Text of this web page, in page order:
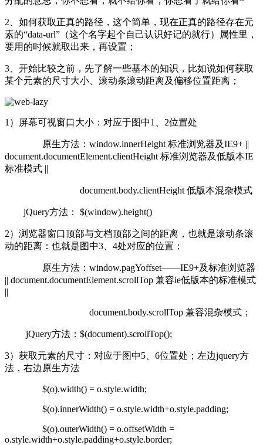
2、如何获取正真的路径，这个简单，现在正真的路径存在元
素的“data-url”（这个名字起个自己认识好记的就行）属性里，
要用的时候就取出来，再设置；
3、开始比较之前，先了解一些基本的知识，比如说如何获取
某个元素的尺寸大小、滚动条滚动距离及偏移位置距离；
1）屏幕可视窗口大小：对应于图中1、2位置处
原生方法：window.innerHeight 标准浏览器及IE9+ ||
document.documentElement.clientHeight 标准浏览器及低版本IE
标准模式 ||
document.body.clientHeight 低版本混杂模式
jQuery方法： $(window).height()
2）浏览器窗口顶部与文档顶部之间的距离，也就是滚动条滚
动的距离：也就是图中3、4处对应的位置；
原生方法：window.pagYoffset——IE9+及标准浏览器
|| document.documentElement.scrollTop 兼容ie低版本的标准模式
||
document.body.scrollTop 兼容混杂模式；
jQuery方法：$(document).scrollTop();
3）获取元素的尺寸：对应于图中5、6位置处；左边jquery方
法，右边原生方法
$(o).width() = o.style.width;
$(o).innerWidth() = o.style.width+o.style.padding;
$(o).outerWidth() = o.offsetWidth =
o.style.width+o.style.padding+o.style.border;